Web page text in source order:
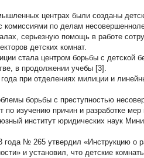
центрах были созданы
комиссиями по делам
серьезную помощь в работе
детских комнат.
стала центром борьбы с детской
в продолжении учебы [3].
при отделениях милиции и
борьбы с преступностью
изучению причин и разработке
институт юридических наук
№ 265 утвердил «Инструкцию о
и установил, что детские